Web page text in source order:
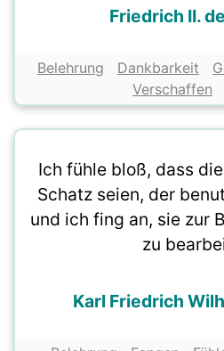
Friedrich II.
Belehrung Dankbarkeit
Verschaffen
Ich fühle bloß, dass
Schatz seien, der
und ich fing an, sie zur
zu
Karl Friedrich